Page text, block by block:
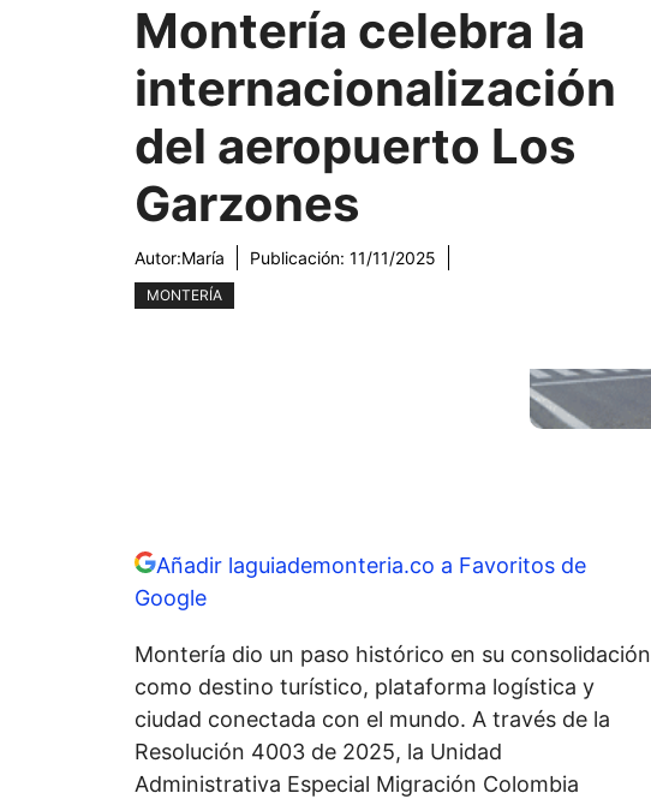
Montería celebra la
internacionalización
del aeropuerto Los
Garzones
Autor:María Publicación: 11/11/2025
MONTERÍA
Añadir laguiademonteria.co a Favoritos de
Google
Montería dio un paso histórico en su consolidación
como destino turístico, plataforma logística y
ciudad conectada con el mundo. A través de la
Resolución 4003 de 2025, la Unidad
Administrativa Especial Migración Colombia